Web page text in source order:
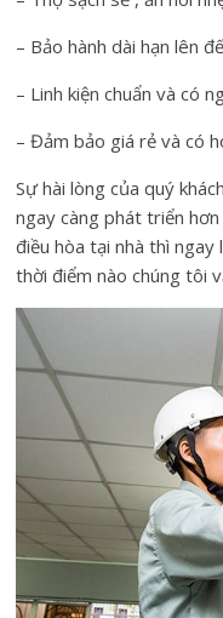
– Bảo hành dài hạn lên
– Linh kiện chuẩn và có
– Đảm bảo giá rẻ và có
Sự hài lòng của quý
ngay càng phát triển hơn
điều hòa tại nhà thì
thời điểm nào chúng tôi